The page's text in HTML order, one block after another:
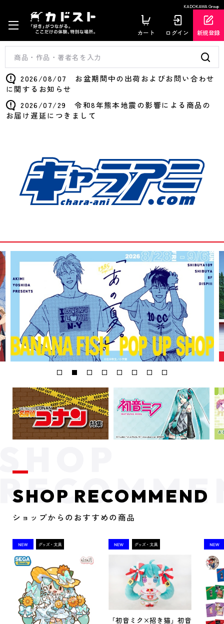
KADOKAWA Group
カート ログイン 新規登録
2026/08/07 お盆期間中の出荷およびお問い合わせ
に関するお知らせ
2026/07/29 令和8年熊本地震の影響による商品の
お届け遅延につきまして
SHOP RECOMMEND
ショップからのおすすめの商品
「初音ミク×招き猫」初音